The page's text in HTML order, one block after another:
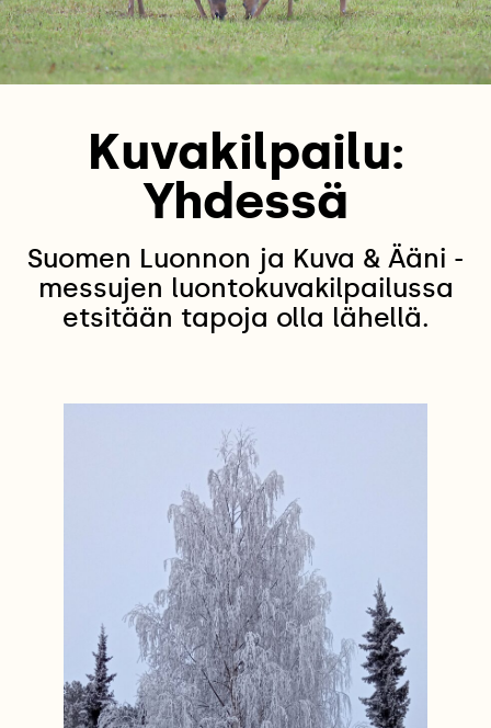
Kuvakilpailu:
Yhdessä
Suomen Luonnon ja Kuva & Ääni -
messujen luontokuvakilpailussa
etsitään tapoja olla lähellä.